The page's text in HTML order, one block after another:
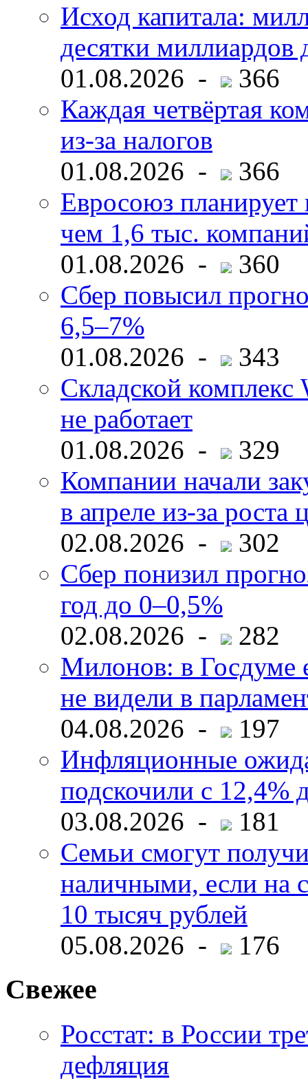
Исход капитала:
десятки миллиардов
01.08.2026 -
366
Каждая четвёртая
из-за налогов
01.08.2026 -
366
Евросоюз планирует
чем 1,6 тыс.
01.08.2026 -
360
Сбер повысил
6,5–7%
01.08.2026 -
343
Складской комплекс
не работает
01.08.2026 -
329
Компании начали
в апреле из-за роста
02.08.2026 -
302
Сбер понизил
год до 0–0,5%
02.08.2026 -
282
Милонов: в Госдуме
не видели в
04.08.2026 -
197
Инфляционные
подскочили с 12,4%
03.08.2026 -
181
Семьи смогут
наличными, если на
10 тысяч рублей
05.08.2026 -
176
Свежее
Росстат: в России
дефляция